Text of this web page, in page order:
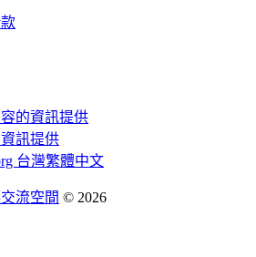
的資訊提供
訊提供
台灣繁體中文
流空間 © 2026